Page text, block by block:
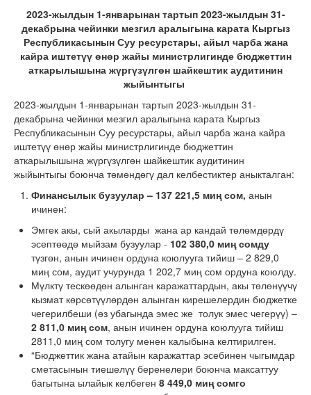
2023-жылдын 1-январынан тартып 2023-жылдын 31-
декабрына чейинки мезгил аралыгына карата Кыргыз
Республикасынын Суу ресурстары, айыл чарба жана
кайра иштетүү өнөр жайы министрлигинде бюджеттин
аткарылышына жүргүзүлгөн шайкештик аудитинин
жыйынтыгы
2023-жылдын 1-январынан тартып 2023-жылдын 31-
декабрына чейинки мезгил аралыгына карата Кыргыз
Республикасынын Суу ресурстары, айыл чарба жана кайра
иштетүү өнөр жайы министрлигинде бюджеттин
аткарылышына жүргүзүлгөн шайкештик аудитинин
жыйынтыгы боюнча төмөндөгү дал келбестиктер аныкталган:
Финансылык бузуулар – 137 221,5 миң сом, анын
ичинен:
Эмгек акы, сый акыларды жана ар кандай төлөмдөрдү
эсептөөдө мыйзам бузуулар - 102 380,0 миң сомду
түзгөн, анын ичинен ордуна коюлууга тийиш – 2 829,0
миң сом, аудит учурунда 1 202,7 миң сом ордуна коюлду.
Мүлктү тескөөдөн алынган каражаттардын, акы төлөнүүчү
кызмат көрсөтүүлөрдөн алынган кирешелердин бюджетке
чегерилбеши (өз убагында эмес же толук эмес чегерүү) –
2 811,0 миң сом, анын ичинен ордуна коюлууга тийиш
2811,0 миң сом толугу менен калыбына келтирилген.
“Бюджеттик жана атайын каражаттар эсебинен чыгымдар
сметасынын тиешелүү беренелери боюнча максаттуу
багытына ылайык келбеген 8 449,0 миң сомго